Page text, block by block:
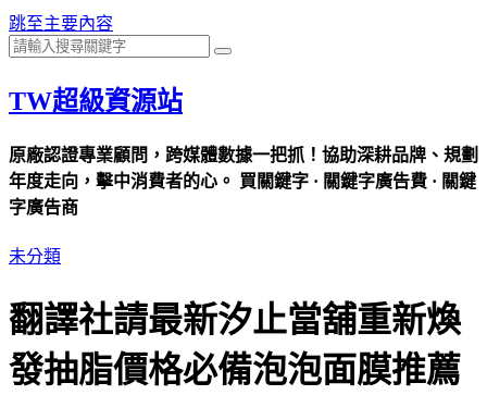
跳至主要內容
TW超級資源站
原廠認證專業顧問，跨媒體數據一把抓！協助深耕品牌、規劃
年度走向，擊中消費者的心。 買關鍵字 · 關鍵字廣告費 · 關鍵
字廣告商
未分類
翻譯社請最新汐止當舖重新煥
發抽脂價格必備泡泡面膜推薦